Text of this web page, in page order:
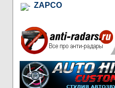
ZAPCO